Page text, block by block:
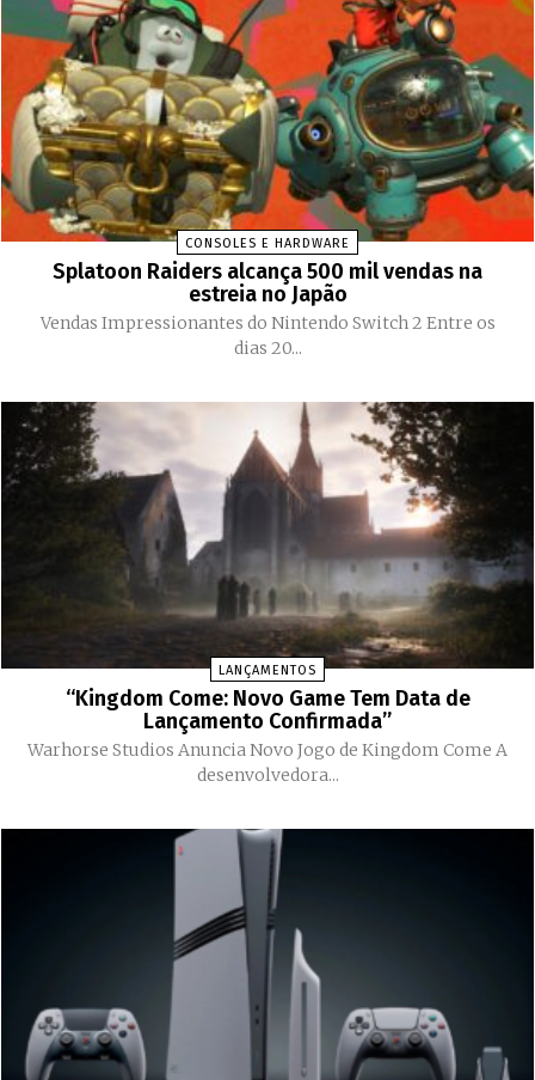
CONSOLES E HARDWARE
Splatoon Raiders alcança 500 mil vendas na
estreia no Japão
Vendas Impressionantes do Nintendo Switch 2 Entre os
dias 20...
LANÇAMENTOS
“Kingdom Come: Novo Game Tem Data de
Lançamento Confirmada”
Warhorse Studios Anuncia Novo Jogo de Kingdom Come A
desenvolvedora...